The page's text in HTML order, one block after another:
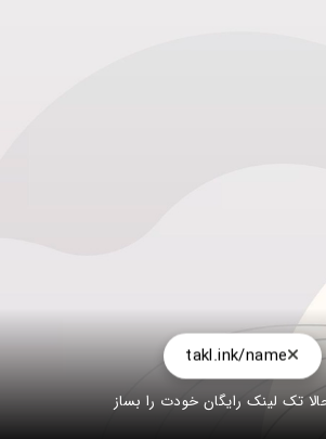
takl.ink/name
تک لینک رایگان خودت را بساز